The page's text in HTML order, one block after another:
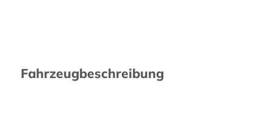
Fahrzeugbeschreibung